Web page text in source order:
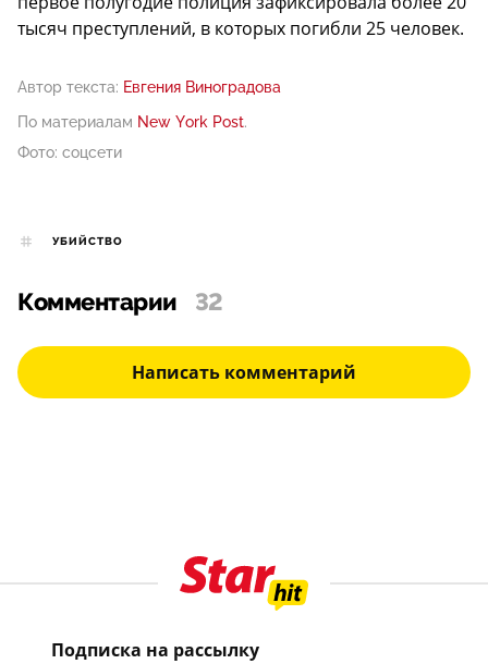
тысяч преступлений, в которых погибли 25 человек.
Автор текста: Евгения Виноградова
По материалам New York Post.
Фото: соцсети
УБИЙСТВО
Комментарии 32
Написать комментарий
Подписка на рассылку